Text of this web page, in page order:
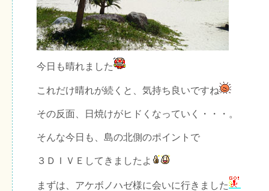
今日も晴れました
これだけ晴れが続くと、気持ち良いですね
その反面、日焼けがヒドくなっていく・・・。
そんな今日も、島の北側のポイントで
３ＤＩＶＥしてきましたよ
まずは、アケボノハゼ様に会いに行きました